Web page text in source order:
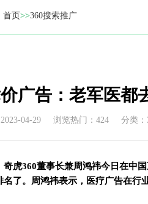
首页>>360搜索推广
广告：老军医都
04-29 浏览热门：424 分类：
奇虎360董事长兼周鸿祎今日在中
名了。周鸿祎表示，医疗广告在行